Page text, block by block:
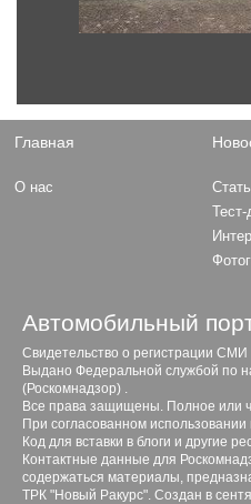
Главная
О нас
Автомобильный
Свидетельство о регистрации
Выдано Федеральной службой по
(Роскомнадзор) .
Все права защищены. Полное или
При согласованном
Код для вставки в блоги и другие
Контактные данные для
содержаться материалы,
ТРК "Новый Ракурс". Создан в